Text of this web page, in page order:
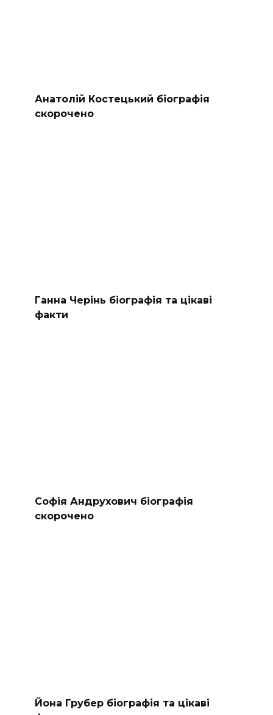
Анатолій Костецький біографія
скорочено
Ганна Черінь біографія та цікаві
факти
Софія Андрухович біографія
скорочено
Йона Грубер біографія та цікаві